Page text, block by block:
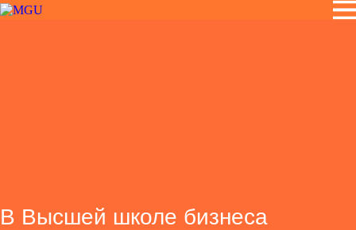
В Высшей школе бизнеса